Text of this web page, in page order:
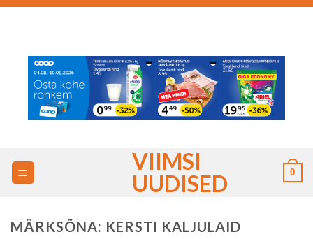
Skip
VIIMSI
UUDISED
0
MÄRKSÕNA: KERSTI KALJULAID